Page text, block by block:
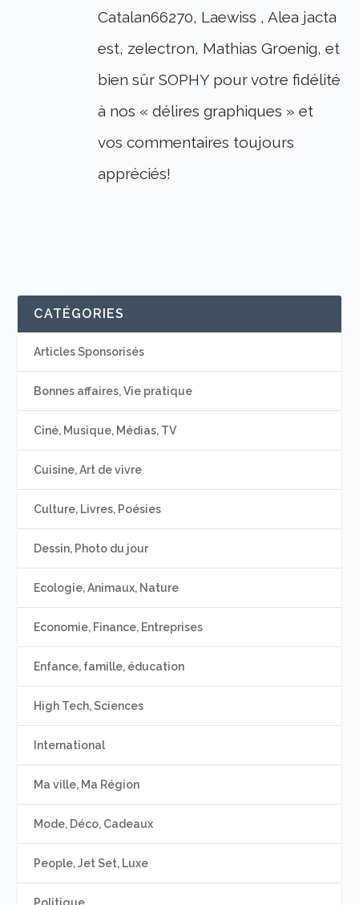
Catalan66270, Laewiss , Alea jacta
est, zelectron, Mathias Groenig, et
bien sûr SOPHY pour votre fidélité
à nos « délires graphiques » et
vos commentaires toujours
appréciés!
CATÉGORIES
Articles Sponsorisés
Bonnes affaires, Vie pratique
Ciné, Musique, Médias, TV
Cuisine, Art de vivre
Culture, Livres, Poésies
Dessin, Photo du jour
Ecologie, Animaux, Nature
Economie, Finance, Entreprises
Enfance, famille, éducation
High Tech, Sciences
International
Ma ville, Ma Région
Mode, Déco, Cadeaux
People, Jet Set, Luxe